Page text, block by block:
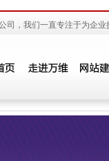
司，我们一直专注于为企